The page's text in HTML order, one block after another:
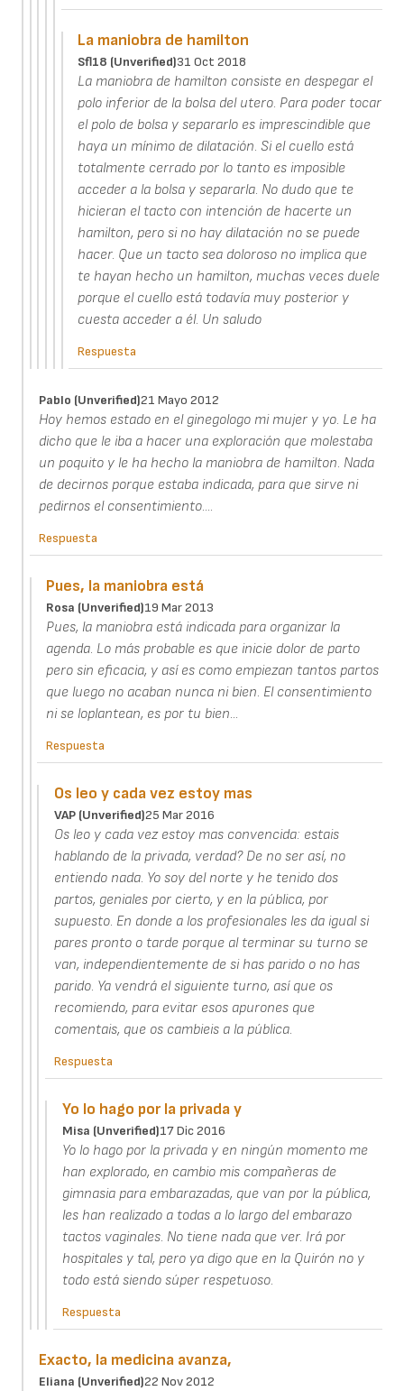
La maniobra de hamilton
Sfl18 (unverified)31 Oct 2018
La maniobra de hamilton consiste en despegar el
polo inferior de la bolsa del utero. Para poder tocar
el polo de bolsa y separarlo es imprescindible que
haya un mínimo de dilatación. Si el cuello está
totalmente cerrado por lo tanto es imposible
acceder a la bolsa y separarla. No dudo que te
hicieran el tacto con intención de hacerte un
hamilton, pero si no hay dilatación no se puede
hacer. Que un tacto sea doloroso no implica que
te hayan hecho un hamilton, muchas veces duele
porque el cuello está todavía muy posterior y
cuesta acceder a él. Un saludo
Respuesta
Pablo (unverified)21 Mayo 2012
Hoy hemos estado en el ginegologo mi mujer y yo. Le ha
dicho que le iba a hacer una exploración que molestaba
un poquito y le ha hecho la maniobra de hamilton. Nada
de decirnos porque estaba indicada, para que sirve ni
pedirnos el consentimiento....
Respuesta
Pues, la maniobra está
Rosa (unverified)19 Mar 2013
Pues, la maniobra está indicada para organizar la
agenda. Lo más probable es que inicie dolor de parto
pero sin eficacia, y así es como empiezan tantos partos
que luego no acaban nunca ni bien. El consentimiento
ni se loplantean, es por tu bien...
Respuesta
Os leo y cada vez estoy mas
VAP (unverified)25 Mar 2016
Os leo y cada vez estoy mas convencida: estais
hablando de la privada, verdad? De no ser así, no
entiendo nada. Yo soy del norte y he tenido dos
partos, geniales por cierto, y en la pública, por
supuesto. En donde a los profesionales les da igual si
pares pronto o tarde porque al terminar su turno se
van, independientemente de si has parido o no has
parido. Ya vendrá el siguiente turno, así que os
recomiendo, para evitar esos apurones que
comentais, que os cambieis a la pública.
Respuesta
Yo lo hago por la privada y
Misa (unverified)17 Dic 2016
Yo lo hago por la privada y en ningún momento me
han explorado, en cambio mis compañeras de
gimnasia para embarazadas, que van por la pública,
les han realizado a todas a lo largo del embarazo
tactos vaginales. No tiene nada que ver. Irá por
hospitales y tal, pero ya digo que en la Quirón no y
todo está siendo súper respetuoso.
Respuesta
Exacto, la medicina avanza,
Eliana (unverified)22 Nov 2012